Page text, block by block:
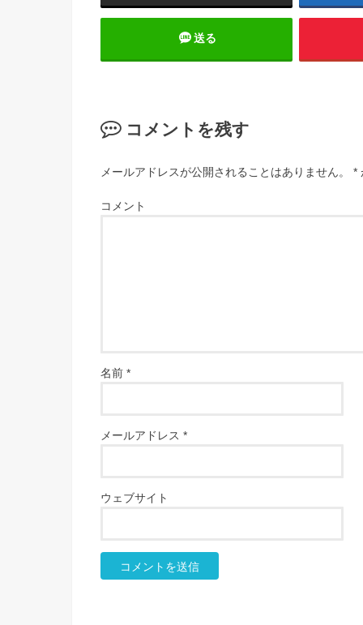
送る
コメントを残す
メールアドレスが公開されることはありません。 *
コメント
名前 *
メールアドレス *
ウェブサイト